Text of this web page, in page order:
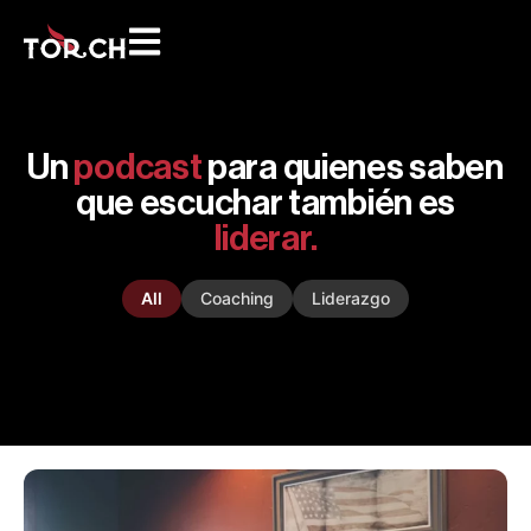
Un podcast para quienes saben
que escuchar también es
liderar.
Coaching Liderazgo
All